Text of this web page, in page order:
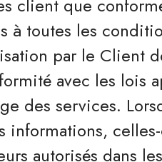
client que
à toutes les
par le Client
avec les lois
des services.
informations,
autorisés dans